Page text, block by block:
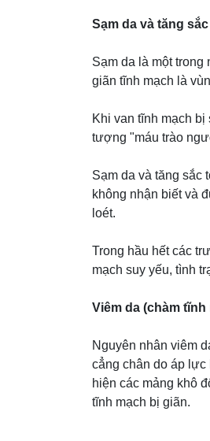
Sạm da và tăng
Sạm da là một
giãn tĩnh mạch là
Khi van tĩnh mạch
tượng "máu trào
Sạm da và tăng sắc
không nhận biết và
loét.
Trong hầu hết các
mạch suy yếu, tình
Viêm da (chàm tĩnh
Nguyên nhân viêm
cẳng chân do áp
hiện các mảng khô
tĩnh mạch bị giãn.